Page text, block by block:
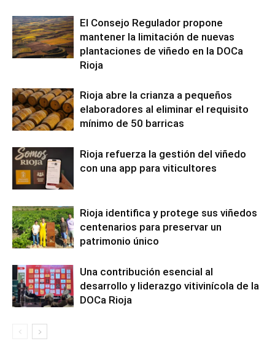
El Consejo Regulador propone
mantener la limitación de nuevas
plantaciones de viñedo en la DOCa
Rioja
Rioja abre la crianza a pequeños
elaboradores al eliminar el requisito
mínimo de 50 barricas
Rioja refuerza la gestión del viñedo
con una app para viticultores
Rioja identifica y protege sus viñedos
centenarios para preservar un
patrimonio único
Una contribución esencial al
desarrollo y liderazgo vitivinícola de la
DOCa Rioja